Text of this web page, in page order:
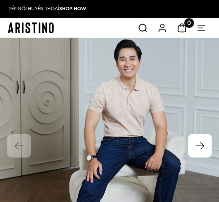
TIẾP NỐI HUYỀN THOẠISHOP NOW
0